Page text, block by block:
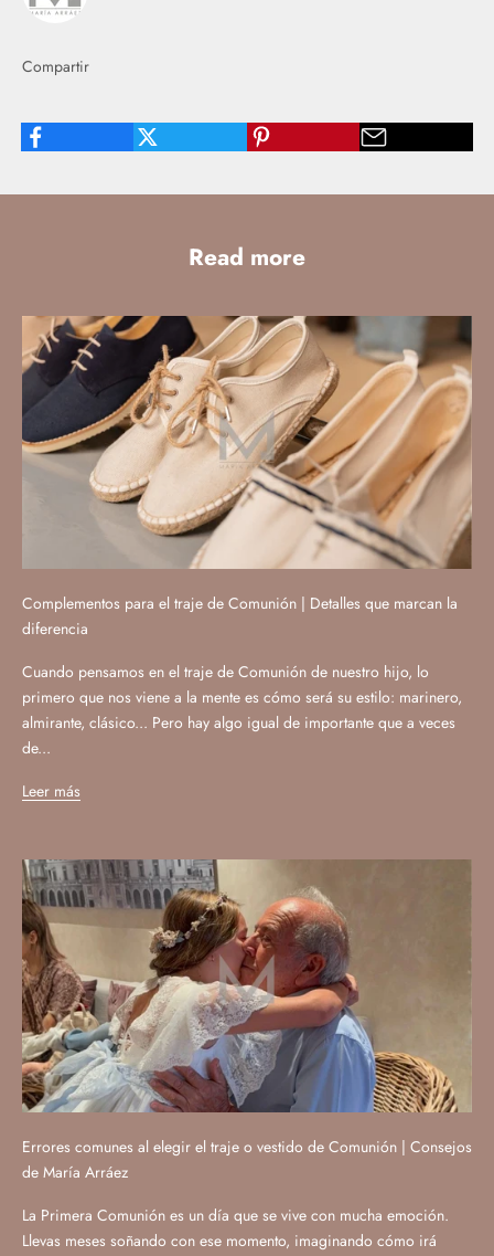
Compartir
Read more
Complementos para el traje de Comunión | Detalles que marcan la
diferencia
Cuando pensamos en el traje de Comunión de nuestro hijo, lo
primero que nos viene a la mente es cómo será su estilo: marinero,
almirante, clásico... Pero hay algo igual de importante que a veces
de...
Leer más
Errores comunes al elegir el traje o vestido de Comunión | Consejos
de María Arráez
La Primera Comunión es un día que se vive con mucha emoción.
Llevas meses soñando con ese momento, imaginando cómo irá